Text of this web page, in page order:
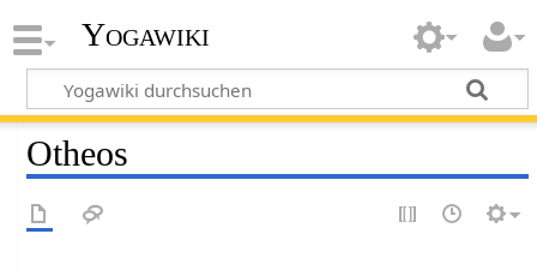
Yogawiki
Otheos